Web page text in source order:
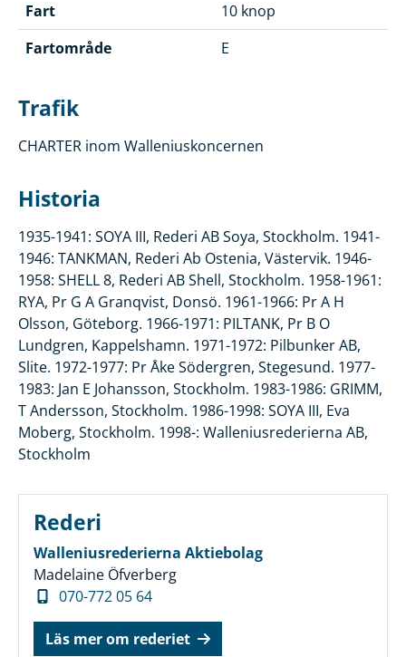
Fart
10 knop
Fartområde
E
Trafik
CHARTER inom Walleniuskoncernen
Historia
1935-1941: SOYA III, Rederi AB Soya, Stockholm. 1941-
1946: TANKMAN, Rederi Ab Ostenia, Västervik. 1946-
1958: SHELL 8, Rederi AB Shell, Stockholm. 1958-1961:
RYA, Pr G A Granqvist, Donsö. 1961-1966: Pr A H
Olsson, Göteborg. 1966-1971: PILTANK, Pr B O
Lundgren, Kappelshamn. 1971-1972: Pilbunker AB,
Slite. 1972-1977: Pr Åke Södergren, Stegesund. 1977-
1983: Jan E Johansson, Stockholm. 1983-1986: GRIMM,
T Andersson, Stockholm. 1986-1998: SOYA III, Eva
Moberg, Stockholm. 1998-: Walleniusrederierna AB,
Stockholm
Rederi
Walleniusrederierna Aktiebolag
Madelaine Öfverberg
070-772 05 64
Läs mer om rederiet